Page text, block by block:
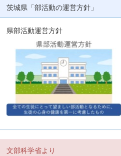
茨城県「部活動の運営方針」
県部活動運営方針
文部科学省より